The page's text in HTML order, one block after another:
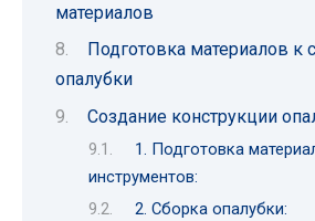
материалов
Подготовка материалов к
опалубки
Создание конструкции
1. Подготовка
инструментов:
2. Сборка опалубки: